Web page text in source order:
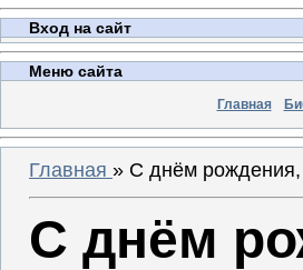
Вход на сайт
Меню сайта
Главная
Главная » С днём рождения,
С днём